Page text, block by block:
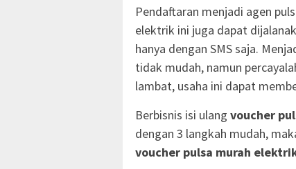
Pendaftaran menjadi agen
elektrik ini juga dapat
hanya dengan SMS saja.
tidak mudah, namun
lambat, usaha ini dapat
Berbisnis isi ulang voucher
dengan 3 langkah mudah,
voucher pulsa murah